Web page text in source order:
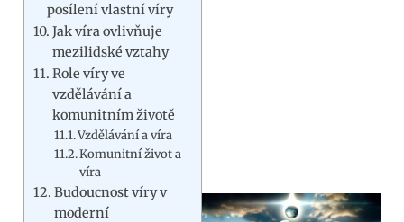
posílení vlastní víry
Jak víra ovlivňuje
mezilidské vztahy
Role víry ve
vzdělávání a
komunitním životě
Vzdělávání a víra
Komunitní život a
víra
Budoucnost víry v
moderní